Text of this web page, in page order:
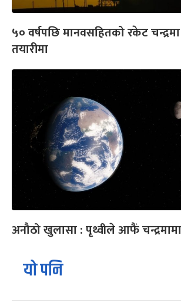
५० वर्षपछि मानवसहितको रकेट
तयारीमा
अनौठो खुलासा : पृथ्वीले आफैं
यो पनि